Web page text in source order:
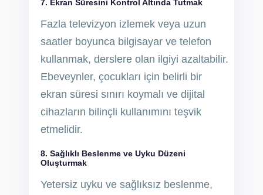
7. Ekran Süresini Kontrol Altında Tutmak
Fazla televizyon izlemek veya uzun
saatler boyunca bilgisayar ve telefon
kullanmak, derslere olan ilgiyi azaltabilir.
Ebeveynler, çocukları için belirli bir
ekran süresi sınırı koymalı ve dijital
cihazların bilinçli kullanımını teşvik
etmelidir.
8. Sağlıklı Beslenme ve Uyku Düzeni
Oluşturmak
Yetersiz uyku ve sağlıksız beslenme,